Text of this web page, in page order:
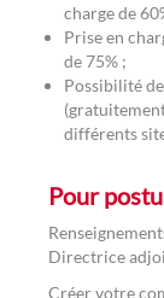
charge de
Prise en
de 75% ;
Possibilité
différents
Pour
Directrice
Créer votre